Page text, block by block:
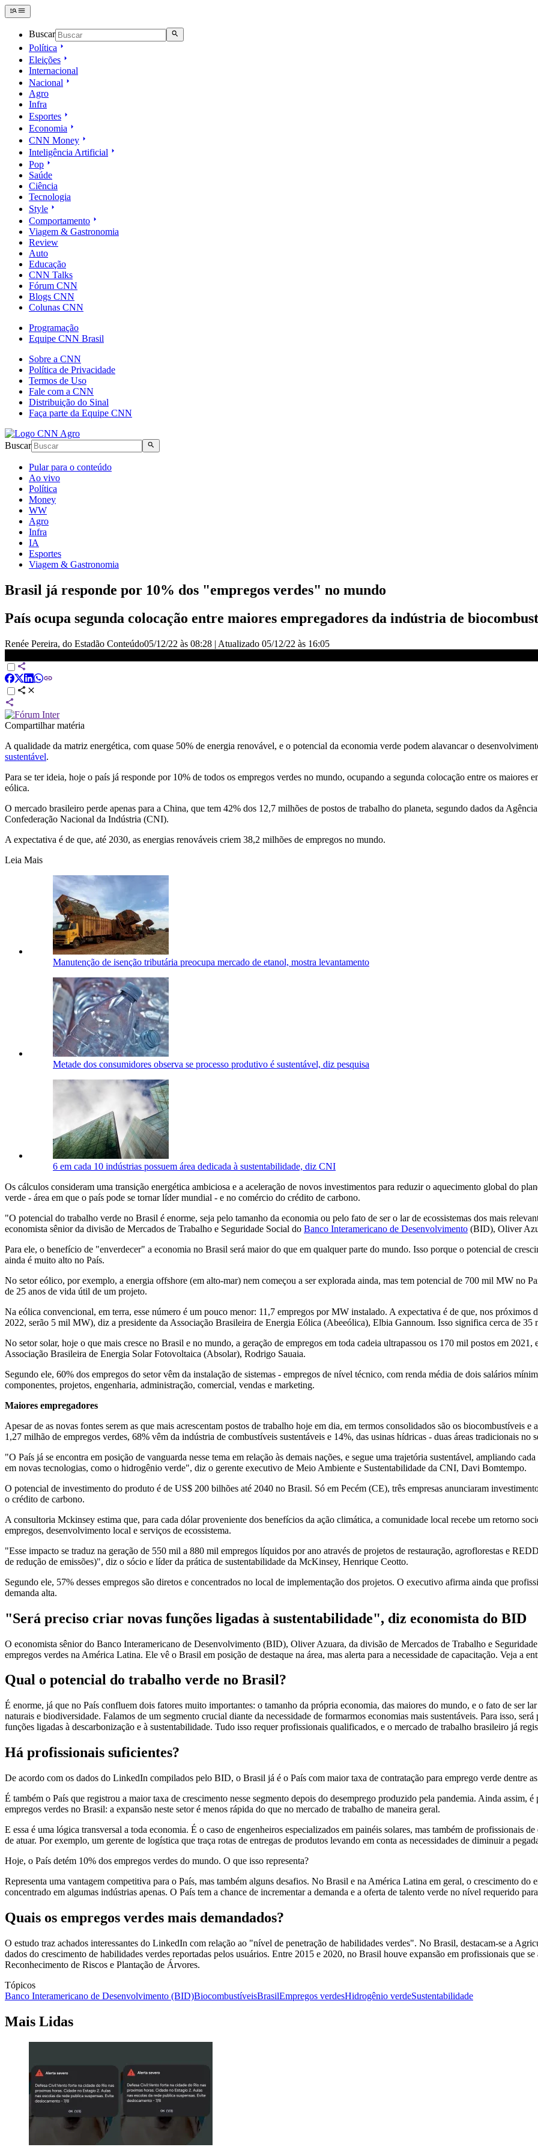
Buscar
Política
Eleições
Internacional
Nacional
Agro
Infra
Esportes
Economia
CNN Money
Inteligência Artificial
Pop
Saúde
Ciência
Tecnologia
Style
Comportamento
Viagem & Gastronomia
Review
Auto
Educação
CNN Talks
Fórum CNN
Blogs CNN
Colunas CNN
Programação
Equipe CNN Brasil
Sobre a CNN
Política de Privacidade
Termos de Uso
Fale com a CNN
Distribuição do Sinal
Faça parte da Equipe CNN
Buscar
Pular para o conteúdo
Ao vivo
Política
Money
WW
Agro
Infra
IA
Esportes
Viagem & Gastronomia
Brasil já responde por 10% dos "empregos verdes" no mundo
País ocupa segunda colocação entre maiores empregadores da indústria de
Renée Pereira, do Estadão Conteúdo05/12/22 às 08:28 | Atualizado 05/12/22 às 16:05
Compartilhar matéria
A qualidade da matriz energética, com quase 50% de energia renovável, e o potencial da economia verde podem alavancar o
sustentável.
Para se ter ideia, hoje o país já responde por 10% de todos os empregos verdes no mundo, ocupando a segunda colocação entre os maiores
eólica.
O mercado brasileiro perde apenas para a China, que tem 42% dos 12,7 milhões de postos de trabalho do planeta, segundo dados da
Confederação Nacional da Indústria (CNI).
A expectativa é de que, até 2030, as energias renováveis criem 38,2 milhões de empregos no mundo.
Leia Mais
Manutenção de isenção tributária preocupa mercado de etanol, mostra levantamento
Metade dos consumidores observa se processo produtivo é sustentável, diz pesquisa
6 em cada 10 indústrias possuem área dedicada à sustentabilidade, diz CNI
Os cálculos consideram uma transição energética ambiciosa e a aceleração de novos investimentos para reduzir o aquecimento global do
verde - área em que o país pode se tornar líder mundial - e no comércio do crédito de carbono.
"O potencial do trabalho verde no Brasil é enorme, seja pelo tamanho da economia ou pelo fato de ser o lar de ecossistemas dos mais
economista sênior da divisão de Mercados de Trabalho e Seguridade Social do Banco Interamericano de Desenvolvimento (BID), Oliver
Para ele, o benefício de "enverdecer" a economia no Brasil será maior do que em qualquer parte do mundo. Isso porque o potencial de
ainda é muito alto no País.
No setor eólico, por exemplo, a energia offshore (em alto-mar) nem começou a ser explorada ainda, mas tem potencial de 700 mil MW no
de 25 anos de vida útil de um projeto.
Na eólica convencional, em terra, esse número é um pouco menor: 11,7 empregos por MW instalado. A expectativa é de que, nos
2022, serão 5 mil MW), diz a presidente da Associação Brasileira de Energia Eólica (Abeeólica), Elbia Gannoum. Isso significa cerca de 35
No setor solar, hoje o que mais cresce no Brasil e no mundo, a geração de empregos em toda cadeia ultrapassou os 170 mil postos em
Associação Brasileira de Energia Solar Fotovoltaica (Absolar), Rodrigo Sauaia.
Segundo ele, 60% dos empregos do setor vêm da instalação de sistemas - empregos de nível técnico, com renda média de dois salários
componentes, projetos, engenharia, administração, comercial, vendas e marketing.
Maiores empregadores
Apesar de as novas fontes serem as que mais acrescentam postos de trabalho hoje em dia, em termos consolidados são os biocombustíveis
1,27 milhão de empregos verdes, 68% vêm da indústria de combustíveis sustentáveis e 14%, das usinas hídricas - duas áreas tradicionais no
"O País já se encontra em posição de vanguarda nesse tema em relação às demais nações, e segue uma trajetória sustentável, ampliando
em novas tecnologias, como o hidrogênio verde", diz o gerente executivo de Meio Ambiente e Sustentabilidade da CNI, Davi Bomtempo.
O potencial de investimento do produto é de US$ 200 bilhões até 2040 no Brasil. Só em Pecém (CE), três empresas anunciaram
o crédito de carbono.
A consultoria Mckinsey estima que, para cada dólar proveniente dos benefícios da ação climática, a comunidade local recebe um retorno
empregos, desenvolvimento local e serviços de ecossistema.
"Esse impacto se traduz na geração de 550 mil a 880 mil empregos líquidos por ano através de projetos de restauração, agroflorestas e
de redução de emissões)", diz o sócio e líder da prática de sustentabilidade da McKinsey, Henrique Ceotto.
Segundo ele, 57% desses empregos são diretos e concentrados no local de implementação dos projetos. O executivo afirma ainda que
demanda alta.
"Será preciso criar novas funções ligadas à sustentabilidade", diz economista do BID
O economista sênior do Banco Interamericano de Desenvolvimento (BID), Oliver Azuara, da divisão de Mercados de Trabalho e
empregos verdes na América Latina. Ele vê o Brasil em posição de destaque na área, mas alerta para a necessidade de capacitação. Veja a
Qual o potencial do trabalho verde no Brasil?
É enorme, já que no País confluem dois fatores muito importantes: o tamanho da própria economia, das maiores do mundo, e o fato de ser
naturais e biodiversidade. Falamos de um segmento crucial diante da necessidade de formarmos economias mais sustentáveis. Para isso,
funções ligadas à descarbonização e à sustentabilidade. Tudo isso requer profissionais qualificados, e o mercado de trabalho brasileiro já
Há profissionais suficientes?
De acordo com os dados do LinkedIn compilados pelo BID, o Brasil já é o País com maior taxa de contratação para emprego verde dentre
É também o País que registrou a maior taxa de crescimento nesse segmento depois do desemprego produzido pela pandemia. Ainda assim,
empregos verdes no Brasil: a expansão neste setor é menos rápida do que no mercado de trabalho de maneira geral.
E essa é uma lógica transversal a toda economia. É o caso de engenheiros especializados em painéis solares, mas também de profissionais
de atuar. Por exemplo, um gerente de logística que traça rotas de entregas de produtos levando em conta as necessidades de diminuir a
Hoje, o País detém 10% dos empregos verdes do mundo. O que isso representa?
Representa uma vantagem competitiva para o País, mas também alguns desafios. No Brasil e na América Latina em geral, o crescimento do
concentrado em algumas indústrias apenas. O País tem a chance de incrementar a demanda e a oferta de talento verde no nível requerido
Quais os empregos verdes mais demandados?
O estudo traz achados interessantes do LinkedIn com relação ao "nível de penetração de habilidades verdes". No Brasil, destacam-se a
dados do crescimento de habilidades verdes reportadas pelos usuários. Entre 2015 e 2020, no Brasil houve expansão em profissionais que
Reconhecimento de Riscos e Plantação de Árvores.
Tópicos
Banco Interamericano de Desenvolvimento (BID)BiocombustíveisBrasilEmpregos verdesHidrogênio verdeSustentabilidade
Mais Lidas